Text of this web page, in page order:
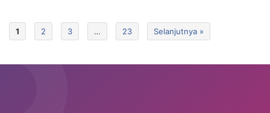
1 2 3 … 23 Selanjutnya »